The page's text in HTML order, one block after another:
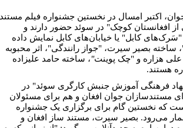
اکتبر امسال در نخستین جشنواره فیلم مستند
افغانستان کوچک" در سوئد حضور دارند و
کابل" یا خیابان‌های کابل نمایش داده
بصیر سیرت، "جواز رانندگی"، اثر محبوبه
علی هزاره و "چک پوینت"، ساخته حامد علیزاده
هستند.
فرهنگی آموزش جنبش کارگری سوئد" در
مستندسازان جوان افغان و هم برای مسئولان
که نخستین گام برای برگزاری یک جشنواره
می‌رود. بصیر سیرت، مستند ساز افغان و